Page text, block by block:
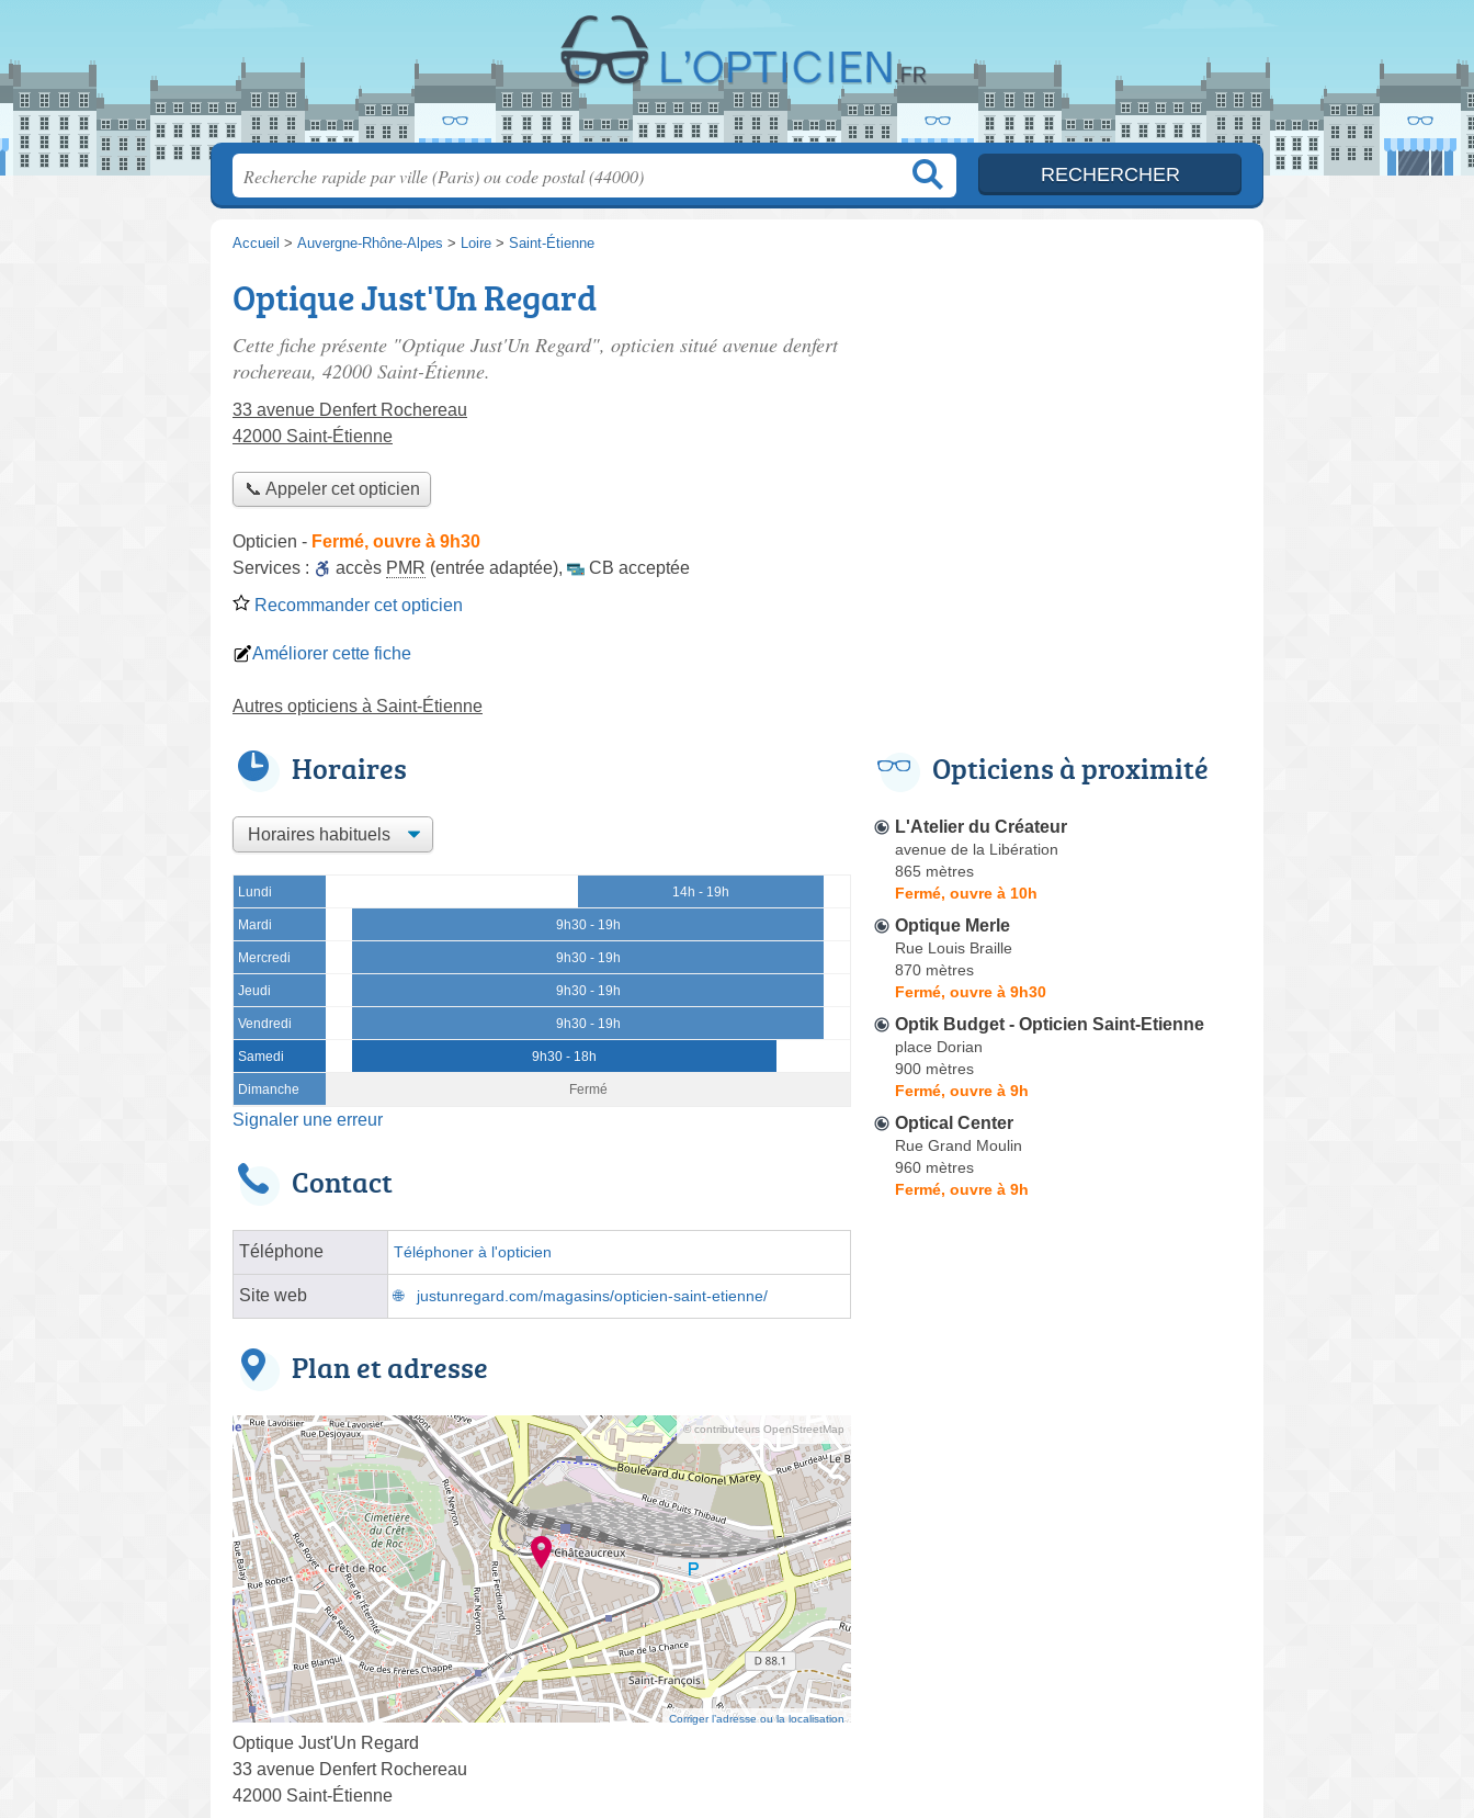
Accueil > Auvergne-Rhône-Alpes > Loire > Saint-Étienne
Optique Just'Un Regard
Cette fiche présente "Optique Just'Un Regard", opticien situé avenue denfert
rochereau, 42000 Saint-Étienne.
33 avenue Denfert Rochereau
42000 Saint-Étienne
📞 Appeler cet opticien
Opticien - Fermé, ouvre à 9h30
Services :
accès PMR (entrée adaptée),
CB acceptée
Recommander cet opticien
Améliorer cette fiche
Autres opticiens à Saint-Étienne
Horaires
Lundi 14h - 19h
Mardi 9h30 - 19h
Mercredi 9h30 - 19h
Jeudi 9h30 - 19h
Vendredi 9h30 - 19h
Samedi 9h30 - 18h
Dimanche Fermé
Signaler une erreur
Contact
Téléphone Téléphoner à l'opticien
Site web justunregard.com/magasins/opticien-saint-etienne/
Plan et adresse
© contributeurs OpenStreetMap
Corriger l’adresse ou la localisation
Optique Just'Un Regard
33 avenue Denfert Rochereau
42000 Saint-Étienne
Opticiens à proximité
L'Atelier du Créateur
avenue de la Libération
865 mètres
Fermé, ouvre à 10h
Optique Merle
Rue Louis Braille
870 mètres
Fermé, ouvre à 9h30
Optik Budget - Opticien Saint-Etienne
place Dorian
900 mètres
Fermé, ouvre à 9h
Optical Center
Rue Grand Moulin
960 mètres
Fermé, ouvre à 9h